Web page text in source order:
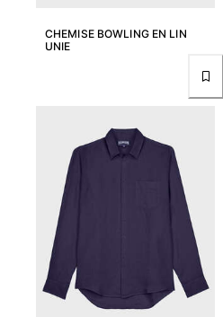
CHEMISE BOWLING EN LIN
UNIE